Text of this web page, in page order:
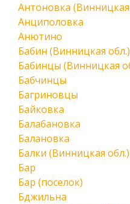
Антоновка (Винницкая
Анциполовка
Анютино
Бабин (Винницкая обл.)
Бабинцы (Винницкая
Бабчинцы
Багриновцы
Байковка
Балабановка
Балановка
Балки (Винницкая обл.)
Бар
Бар (поселок)
Бджильна